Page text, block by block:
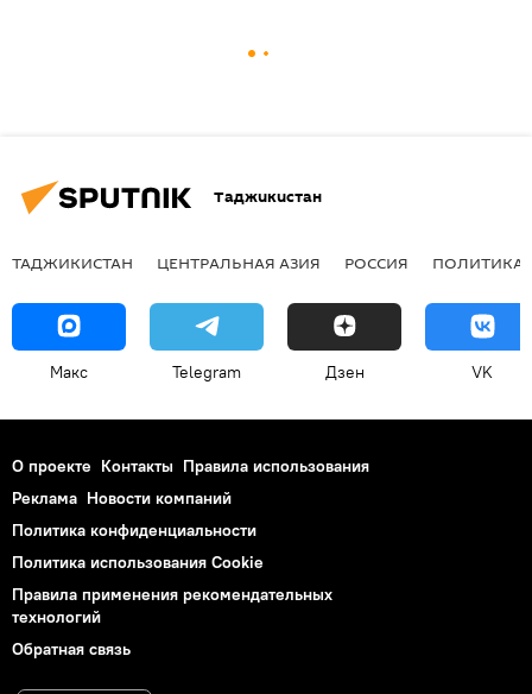
Таджикистан
ТАДЖИКИСТАН ЦЕНТРАЛЬНАЯ АЗИЯ РОССИЯ ПОЛИТИКА
Макс Telegram Дзен VK
О проекте Контакты Правила использования
Реклама Новости компаний
Политика конфиденциальности
Политика использования Cookie
Правила применения рекомендательных
технологий
Обратная связь